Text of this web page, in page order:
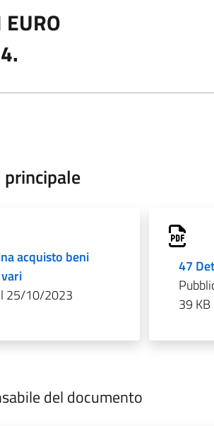
acquisto beni
25/10/2023
47
39 KB
del documento